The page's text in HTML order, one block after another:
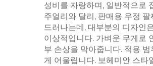
성비를 자랑하며, 일반적으로
주얼리와 달리, 판매용 우정
드러나는데, 대부분의 디자인
이상적입니다. 가벼운 무게로
부 손상을 막아줍니다. 적용
게 어울립니다. 보헤미안 스타